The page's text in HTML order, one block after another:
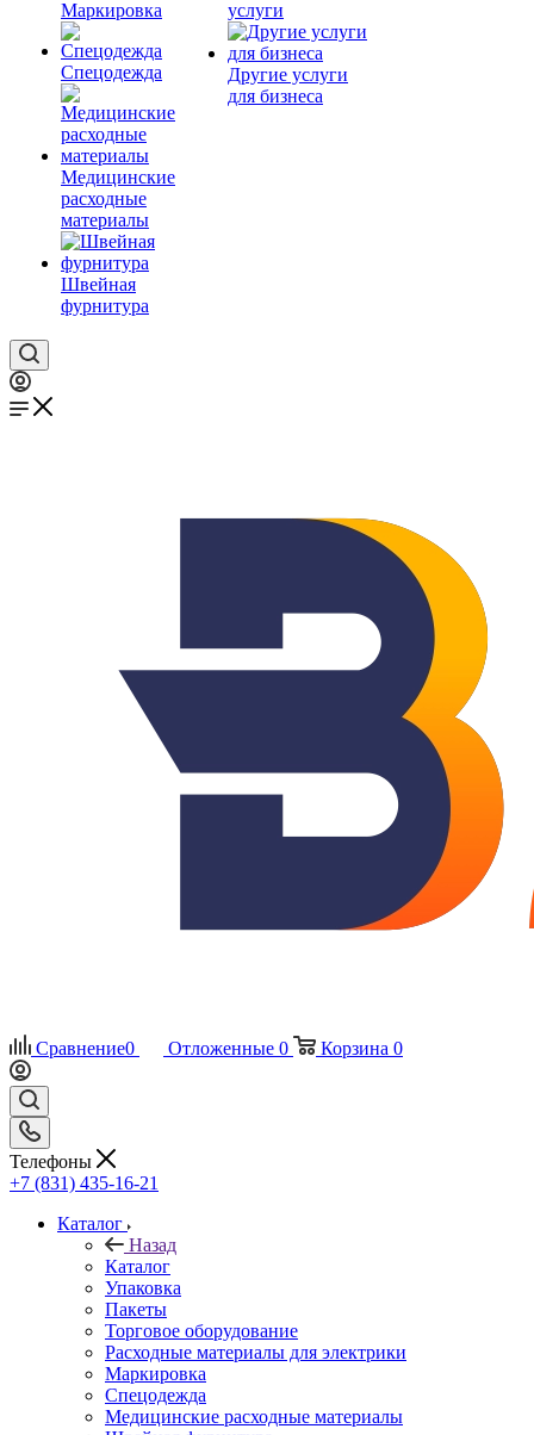
Маркировка
Спецодежда
Медицинские
расходные
материалы
Швейная
фурнитура
услуги
Другие услуги
для бизнеса
Сравнение0 Отложенные 0 Корзина 0
Телефоны
+7 (831) 435-16-21
Каталог
Назад
Каталог
Упаковка
Пакеты
Торговое оборудование
Расходные материалы для электрики
Маркировка
Спецодежда
Медицинские расходные материалы